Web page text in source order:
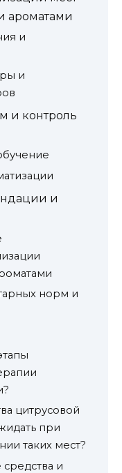
ароматами
и
и
и контроль
и
норм и
цитрусовой
при
таких мест?
и